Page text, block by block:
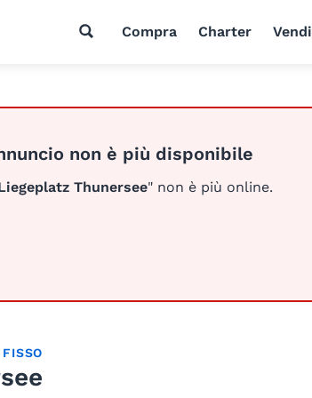
Compra Charter Vendi
non è più disponibile
Thunersee" non è più online.